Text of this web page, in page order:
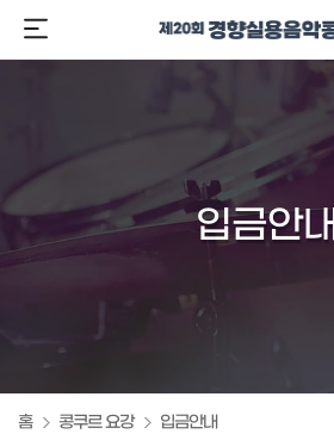
입금안내
홈 콩쿠르 요강 입금안내